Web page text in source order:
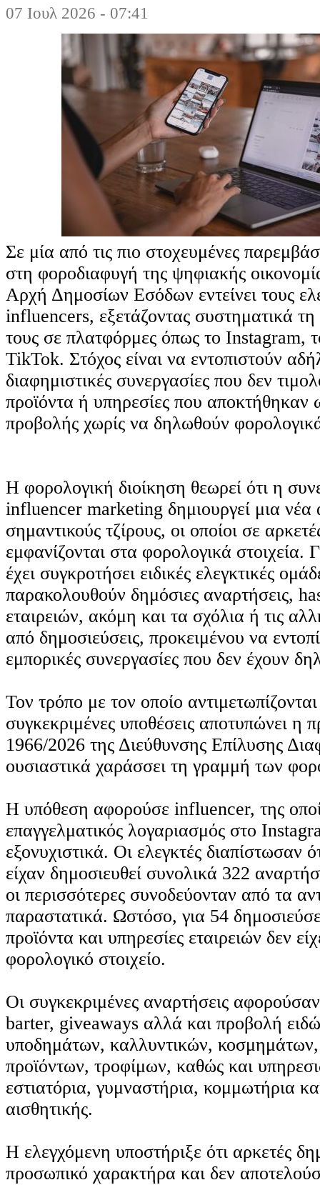
07 Ιουλ 2026 - 07:41
Σε μία από τις πιο στοχευμένες
στη φοροδιαφυγή της ψηφιακής
Αρχή Δημοσίων Εσόδων εντείνει τους
influencers, εξετάζοντας συστηματικά τη
τους σε πλατφόρμες όπως το Instagram,
TikTok. Στόχος είναι να εντοπιστούν
διαφημιστικές συνεργασίες που δεν
προϊόντα ή υπηρεσίες που αποκτήθηκαν
προβολής χωρίς να δηλωθούν
Η φορολογική διοίκηση θεωρεί ότι η
influencer marketing δημιουργεί μια νέα
σημαντικούς τζίρους, οι οποίοι σε
εμφανίζονται στα φορολογικά στοιχεία.
έχει συγκροτήσει ειδικές ελεγκτικές
παρακολουθούν δημόσιες αναρτήσεις,
εταιρειών, ακόμη και τα σχόλια ή τις
από δημοσιεύσεις, προκειμένου να
εμπορικές συνεργασίες που δεν έχουν
Τον τρόπο με τον οποίο
συγκεκριμένες υποθέσεις αποτυπώνει
1966/2026 της Διεύθυνσης Επίλυσης
ουσιαστικά χαράσσει τη γραμμή των
Η υπόθεση αφορούσε influencer, της
επαγγελματικός λογαριασμός στο
εξονυχιστικά. Οι ελεγκτές διαπίστωσαν
είχαν δημοσιευθεί συνολικά 322
οι περισσότερες συνοδεύονταν από τα
παραστατικά. Ωστόσο, για 54
προϊόντα και υπηρεσίες εταιρειών δεν
φορολογικό στοιχείο.
Οι συγκεκριμένες αναρτήσεις
barter, giveaways αλλά και προβολή
υποδημάτων, καλλυντικών, κοσμημάτων,
προϊόντων, τροφίμων, καθώς και
εστιατόρια, γυμναστήρια, κομμωτήρια
αισθητικής.
Η ελεγχόμενη υποστήριξε ότι αρκετές
προσωπικό χαρακτήρα και δεν